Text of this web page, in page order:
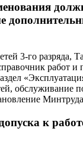
3-го разряда,
работ и
обслуживание
к